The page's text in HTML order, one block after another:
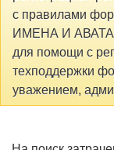
с правилами
ИМЕНА И
для помощи с
техподдержки
уважением,